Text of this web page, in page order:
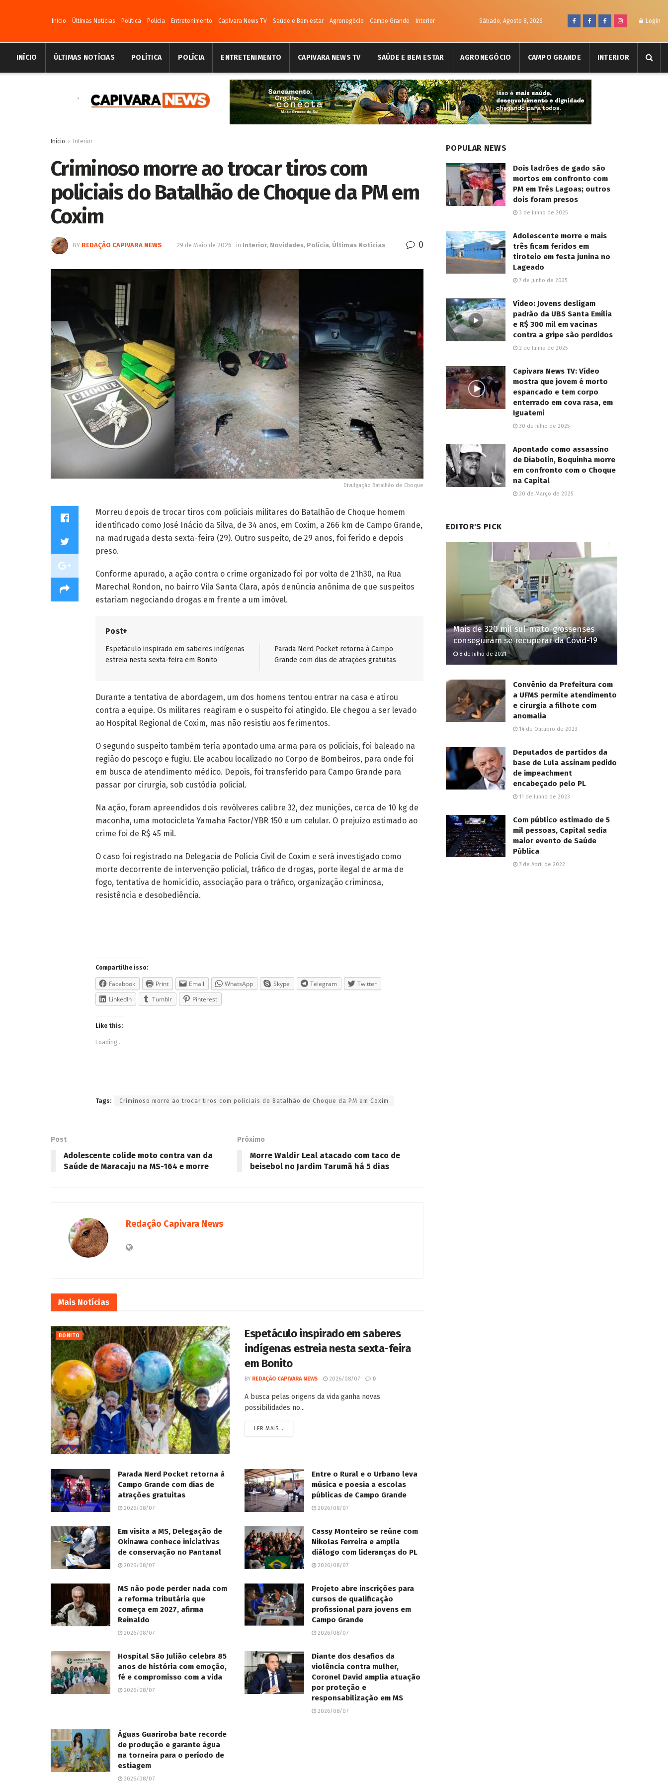
Início Últimas Notícias Política Polícia Entretenimento Capivara News TV Saúde e Bem estar Agronegócio Campo Grande Interior Sábado, Agosto 8, 2026 Login
INÍCIO ÚLTIMAS NOTÍCIAS POLÍTICA POLÍCIA ENTRETENIMENTO CAPIVARA NEWS TV SAÚDE E BEM ESTAR AGRONEGÓCIO CAMPO GRANDE INTERIOR
Inicio Interior
Criminoso morre ao trocar tiros com
policiais do Batalhão de Choque da PM em
Coxim
BY REDAÇÃO CAPIVARA NEWS 29 de Maio de 2026 in Interior, Novidades, Polícia, Últimas Notícias 0
Divulgação Batalhão de Choque
Morreu depois de trocar tiros com policiais militares do Batalhão de Choque homem
identificado como José Inácio da Silva, de 34 anos, em Coxim, a 266 km de Campo Grande,
na madrugada desta sexta-feira (29). Outro suspeito, de 29 anos, foi ferido e depois
preso.
Conforme apurado, a ação contra o crime organizado foi por volta de 21h30, na Rua
Marechal Rondon, no bairro Vila Santa Clara, após denúncia anônima de que suspeitos
estariam negociando drogas em frente a um imóvel.
Post+
Espetáculo inspirado em saberes indígenas
estreia nesta sexta-feira em Bonito
Parada Nerd Pocket retorna à Campo
Grande com dias de atrações gratuitas
Durante a tentativa de abordagem, um dos homens tentou entrar na casa e atirou
contra a equipe. Os militares reagiram e o suspeito foi atingido. Ele chegou a ser levado
ao Hospital Regional de Coxim, mas não resistiu aos ferimentos.
O segundo suspeito também teria apontado uma arma para os policiais, foi baleado na
região do pescoço e fugiu. Ele acabou localizado no Corpo de Bombeiros, para onde foi
em busca de atendimento médico. Depois, foi transferido para Campo Grande para
passar por cirurgia, sob custódia policial.
Na ação, foram apreendidos dois revólveres calibre 32, dez munições, cerca de 10 kg de
maconha, uma motocicleta Yamaha Factor/YBR 150 e um celular. O prejuízo estimado ao
crime foi de R$ 45 mil.
O caso foi registrado na Delegacia de Polícia Civil de Coxim e será investigado como
morte decorrente de intervenção policial, tráfico de drogas, porte ilegal de arma de
fogo, tentativa de homicídio, associação para o tráfico, organização criminosa,
resistência e desobediência.
Compartilhe isso:
Facebook Print Email WhatsApp Skype Telegram
Twitter
LinkedIn
Tumblr Pinterest
Like this:
Loading...
Tags: Criminoso morre ao trocar tiros com policiais do Batalhão de Choque da PM em Coxim
Post
Adolescente colide moto contra van da
Saúde de Maracaju na MS-164 e morre
Próximo
Morre Waldir Leal atacado com taco de
beisebol no Jardim Tarumã há 5 dias
Redação Capivara News
Mais Notícias
BONITO
Espetáculo inspirado em saberes
indígenas estreia nesta sexta-feira
em Bonito
BY REDAÇÃO CAPIVARA NEWS 2026/08/07 0
A busca pelas origens da vida ganha novas
possibilidades no...
LER MAIS...
Parada Nerd Pocket retorna à
Campo Grande com dias de
atrações gratuitas
2026/08/07
Entre o Rural e o Urbano leva
música e poesia a escolas
públicas de Campo Grande
2026/08/07
Em visita a MS, Delegação de
Okinawa conhece iniciativas
de conservação no Pantanal
2026/08/07
Cassy Monteiro se reúne com
Nikolas Ferreira e amplia
diálogo com lideranças do PL
2026/08/07
MS não pode perder nada com
a reforma tributária que
começa em 2027, afirma
Reinaldo
2026/08/07
Projeto abre inscrições para
cursos de qualificação
profissional para jovens em
Campo Grande
2026/08/07
Hospital São Julião celebra 85
anos de história com emoção,
fé e compromisso com a vida
2026/08/07
Diante dos desafios da
violência contra mulher,
Coronel David amplia atuação
por proteção e
responsabilização em MS
2026/08/07
Águas Guariroba bate recorde
de produção e garante água
na torneira para o período de
estiagem
2026/08/07
POPULAR NEWS
Dois ladrões de gado são
mortos em confronto com
PM em Três Lagoas; outros
dois foram presos
3 de Junho de 2025
Adolescente morre e mais
três ficam feridos em
tiroteio em festa junina no
Lageado
7 de Junho de 2025
Vídeo: Jovens desligam
padrão da UBS Santa Emília
e R$ 300 mil em vacinas
contra a gripe são perdidos
2 de Junho de 2025
Capivara News TV: Vídeo
mostra que jovem é morto
espancado e tem corpo
enterrado em cova rasa, em
Iguatemi
30 de Julho de 2025
Apontado como assassino
de Diabolin, Boquinha morre
em confronto com o Choque
na Capital
20 de Março de 2025
EDITOR'S PICK
Mais de 320 mil sul-mato-grossenses
conseguiram se recuperar da Covid-19
8 de Julho de 2021
Convênio da Prefeitura com
a UFMS permite atendimento
e cirurgia a filhote com
anomalia
14 de Outubro de 2023
Deputados de partidos da
base de Lula assinam pedido
de impeachment
encabeçado pelo PL
11 de Junho de 2023
Com público estimado de 5
mil pessoas, Capital sedia
maior evento de Saúde
Pública
7 de Abril de 2022